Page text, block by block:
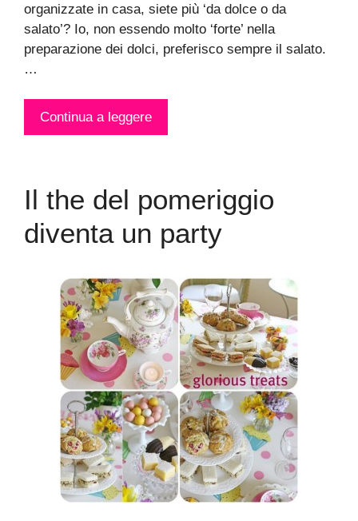
organizzate in casa, siete più ‘da dolce o da
salato’? Io, non essendo molto ‘forte’ nella
preparazione dei dolci, preferisco sempre il salato.
…
Continua a leggere
Il the del pomeriggio
diventa un party